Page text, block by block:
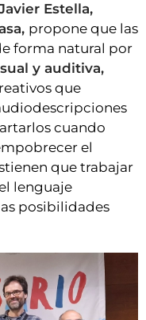
Estella,
propone que las
forma natural por
y auditiva,
que
cuando
el
que trabajar
lenguaje
posibilidades